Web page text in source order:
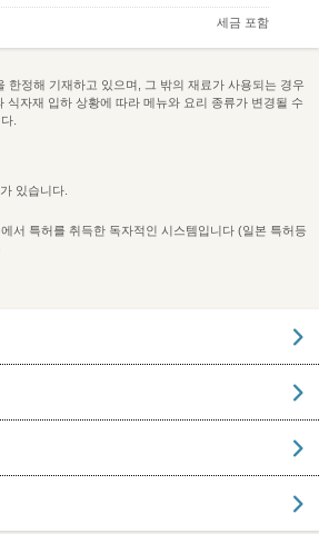
세금 포함
한정해 기재하고 있으며, 그 밖의 재료가 사용되는 경우
식자재 입하 상황에 따라 메뉴와 요리 종류가 변경될 수
.
있습니다.
서 특허를 취득한 독자적인 시스템입니다 (일본 특허등